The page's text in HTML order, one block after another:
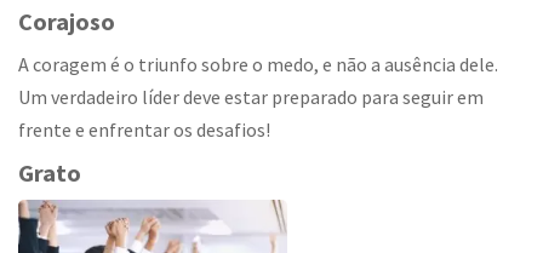
Corajoso
A coragem é o triunfo sobre o medo, e não a ausência dele.
Um verdadeiro líder deve estar preparado para seguir em
frente e enfrentar os desafios!
Grato